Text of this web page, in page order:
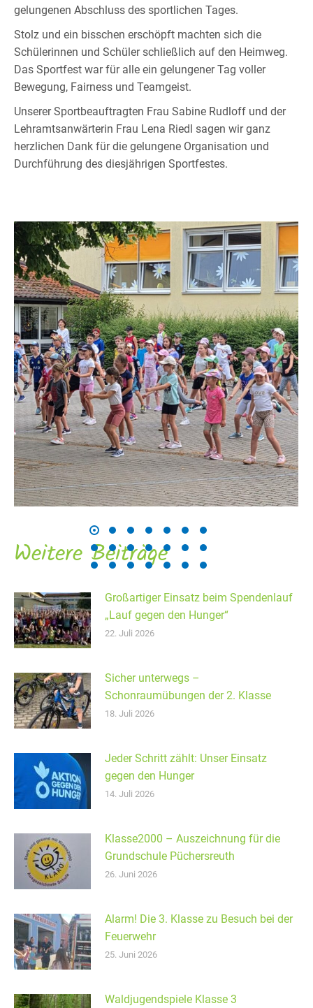
gelungenen Abschluss des sportlichen Tages.
Stolz und ein bisschen erschöpft machten sich die
Schülerinnen und Schüler schließlich auf den Heimweg.
Das Sportfest war für alle ein gelungener Tag voller
Bewegung, Fairness und Teamgeist.
Unserer Sportbeauftragten Frau Sabine Rudloff und der
Lehramtsanwärterin Frau Lena Riedl sagen wir ganz
herzlichen Dank für die gelungene Organisation und
Durchführung des diesjährigen Sportfestes.
Weitere Beiträge
Großartiger Einsatz beim Spendenlauf
„Lauf gegen den Hunger“
22. Juli 2026
Sicher unterwegs –
Schonraumübungen der 2. Klasse
18. Juli 2026
Jeder Schritt zählt: Unser Einsatz
gegen den Hunger
14. Juli 2026
Klasse2000 – Auszeichnung für die
Grundschule Püchersreuth
26. Juni 2026
Alarm! Die 3. Klasse zu Besuch bei der
Feuerwehr
25. Juni 2026
Waldjugendspiele Klasse 3